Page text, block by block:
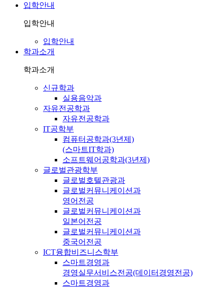
입학안내
입학안내
입학안내
학과소개
학과소개
신규학과
실용음악과
자유전공학과
자유전공학과
IT공학부
컴퓨터공학과(3년제)
(스마트IT학과)
소프트웨어공학과(3년제)
글로벌관광학부
글로벌호텔관광과
글로벌커뮤니케이션과
영어전공
글로벌커뮤니케이션과
일본어전공
글로벌커뮤니케이션과
중국어전공
ICT융합비즈니스학부
스마트경영과
경영실무서비스전공(데이터경영전공)
스마트경영과